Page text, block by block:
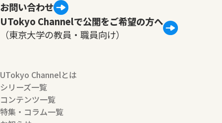
お問い合わせ
UTokyo Channelで公開をご希望の方へ
（東京大学の教員・職員向け）
UTokyo Channelとは
シリーズ一覧
コンテンツ一覧
特集・コラム一覧